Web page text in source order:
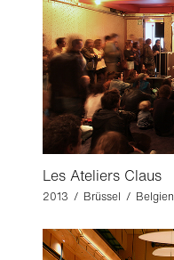
Les Ateliers Claus
2013 / Brüssel / Belgien